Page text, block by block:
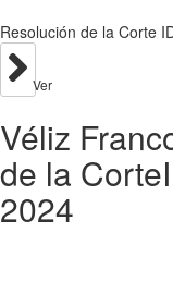
Resolución de la Corte
Ver
Véliz
de la
2024